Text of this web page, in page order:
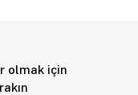
olmak için